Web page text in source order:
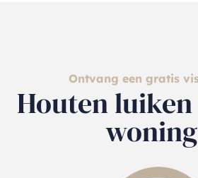
Ontvang een gratis
Houten